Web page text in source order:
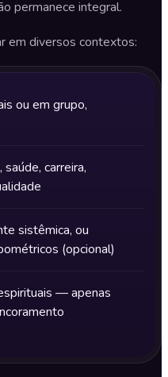
permanece integral.
em diversos contextos:
ou em grupo,
carreira,
sistêmica, ou
(opcional)
— apenas